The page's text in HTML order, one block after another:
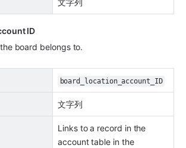
ID
board belongs to.
board_location_account_ID
文字列
Links to a record in the
account table in the